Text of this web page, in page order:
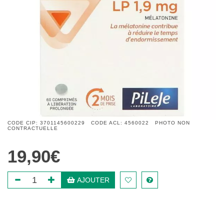
CODE CIP: 3701145600229 CODE ACL: 4560022 PHOTO NON
CONTRACTUELLE
19,90€
AJOUTER